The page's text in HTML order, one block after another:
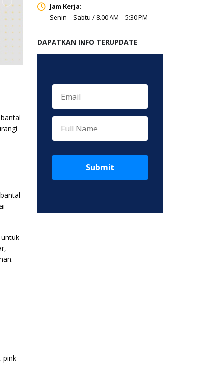
pink
Jam Kerja:
Senin – Sabtu / 8.00 AM – 5:30 PM
DAPATKAN INFO TERUPDATE
Submit